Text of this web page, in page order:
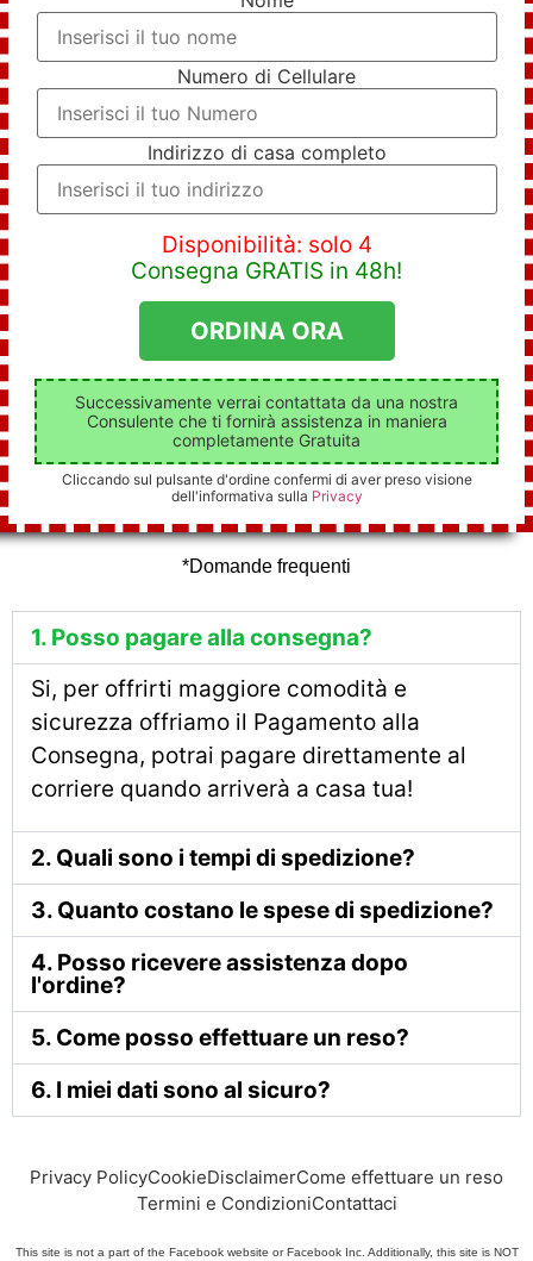
Numero di Cellulare
Indirizzo di casa completo
Disponibilità: solo 4
Consegna GRATIS in 48h!
Successivamente verrai contattata da una nostra
Consulente che ti fornirà assistenza in maniera
completamente Gratuita
Cliccando sul pulsante d'ordine confermi di aver preso visione
dell'informativa sulla Privacy
*Domande frequenti
1. Posso pagare alla consegna?
Si, per offrirti maggiore comodità e
sicurezza offriamo il Pagamento alla
Consegna, potrai pagare direttamente al
corriere quando arriverà a casa tua!
2. Quali sono i tempi di spedizione?
3. Quanto costano le spese di spedizione?
4. Posso ricevere assistenza dopo
l'ordine?
5. Come posso effettuare un reso?
6. I miei dati sono al sicuro?
Privacy PolicyCookieDisclaimerCome effettuare un reso
Termini e CondizioniContattaci
This site is not a part of the Facebook website or Facebook Inc. Additionally, this site is NOT